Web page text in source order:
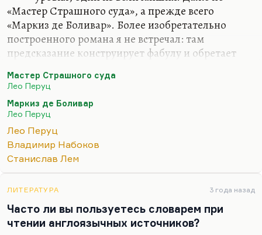
«Мастер Страшного суда», а прежде всего
«Маркиз де Боливар». Более изобретательно
построенного романа я не встречал: там
предсказание конструирует фабулу и обретает
Боливар предсказал, сбывается. Это, конечно,
гениальный роман совершенно. Ну и «Снег
Святого Петра», ну и «Ночью под каменным
мостом». Перуц был чем позже, тем лучше. Но и
тем труднее ему было писать.
Конечно, вот этот «Мастер Страшного суда»,
роман, очень жуткий, готический. Перуц же
вообще был математик и шахматист, поэтому его
конструкции обладают великолепным…
Мастер Страшного суда
Лео Перуц
Маркиз де Боливар
Лео Перуц
Лео Перуц
Владимир Набоков
Станислав Лем
ЛИТЕРАТУРА 3 года назад
Часто ли вы пользуетесь словарем при
чтении англоязычных источников?